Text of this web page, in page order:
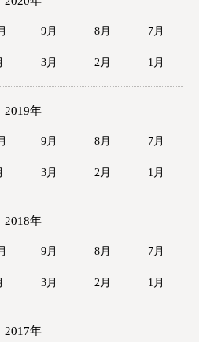
9月 8月 7月
3月 2月 1月
2019年
9月 8月 7月
3月 2月 1月
2018年
9月 8月 7月
3月 2月 1月
2017年